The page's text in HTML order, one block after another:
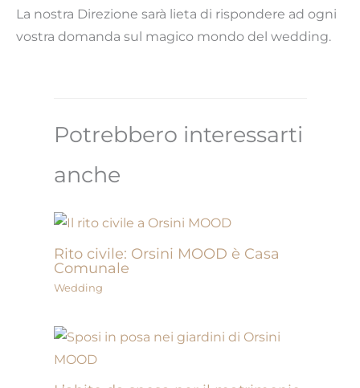
La nostra Direzione sarà lieta di rispondere ad ogni
vostra domanda sul magico mondo del wedding.
Potrebbero interessarti
anche
Rito civile: Orsini MOOD è Casa
Comunale
Wedding